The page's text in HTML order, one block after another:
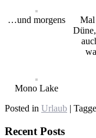
…und morgens
Mono Lake
Posted in Urlaub |
Recent Posts